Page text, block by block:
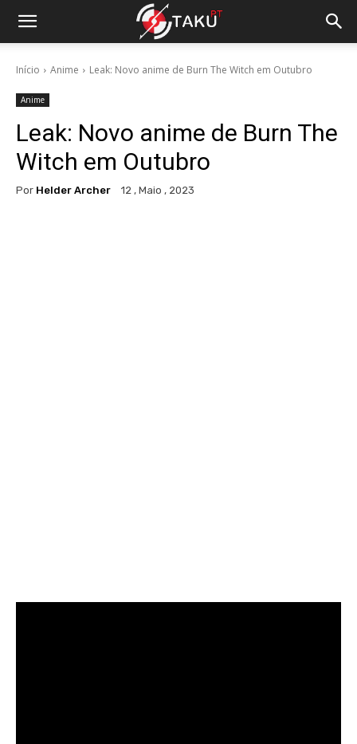
Início Anime Leak: Novo anime de Burn The Witch em Outubro
Anime
Leak: Novo anime de Burn The
Witch em Outubro
Por Helder Archer 12 , Maio , 2023